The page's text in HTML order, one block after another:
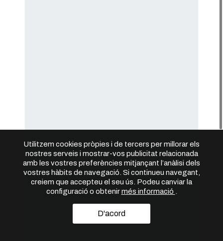
Utilitzem cookies pròpies i de tercers per millorar els
nostres serveis i mostrar-vos publicitat relacionada
amb les vostres preferències mitjançant l’anàlisi dels
vostres hàbits de navegació. Si continueu navegant,
creiem que accepteu el seu ús. Podeu canviar la
configuració o obtenirmés informació
D'acord